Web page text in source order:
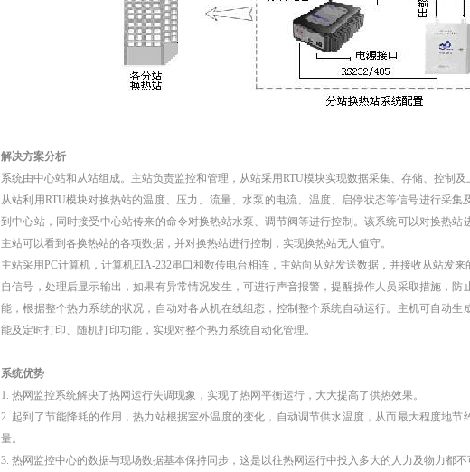
解决方案分析
系统由中心站和从站组成。主站负责监控和管理，从站采用RTU模块实现数据采集、存储、控制及
从站利用RTU模块对换热站的温度、压力、流量、水泵的电流、温度、启停状态等信号进行采集
到中心站，同时接受中心站传来的命令对换热站水泵、调节阀等进行控制。该系统可以对换热站
主站可以看到各换热站的各项数据，并对换热站进行控制，实现换热站无人值守。
主站采用PC计算机，计算机EIA-232串口和数传电台相连，主站向从站发送数据，并接收从站发
自信号，处理后显示输出，如果有异常情况发生，可进行声音报警，提醒操作人员采取措施，防
能，根据整个热力系统的状况，自动对各从机在线组态，控制整个系统自动运行。主机可自动生
能及定时打印、随机打印功能，实现对整个热力系统自动化管理。
系统优势
1. 热网监控系统解决了热网运行失调现象，实现了热网平衡运行，大大提高了供热效果。
2. 起到了节能降耗的作用，热力站根据室外温度的变化，自动调节供水温度，从而最大程度地节
量。
3. 热网监控中心的数据与现场数据基本保持同步，这是以往热网运行中投入多大的人力及物力都不